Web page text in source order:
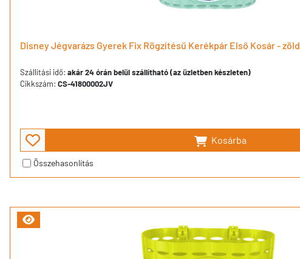
Disney Jégvarázs Gyerek Fix Rögzítésű Kerékpár Első Kosár - zöld
Szállítási idő: akár 24 órán belül szállítható (az üzletben készleten)
Cikkszám: CS-41800002JV
Kosárba
Összehasonlítás